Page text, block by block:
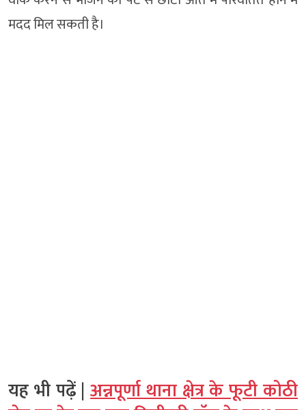
मदद मिल सकती है।
यह भी पढ़ें |अन्नपूर्णा थाना क्षेत्र के फूटी कोठी